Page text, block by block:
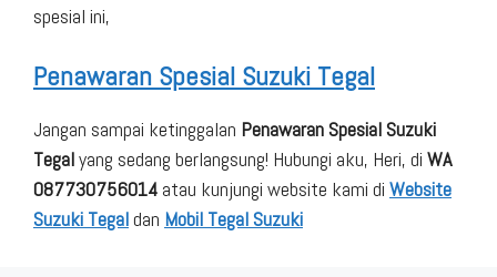
spesial ini,
Penawaran Spesial Suzuki Tegal
Jangan sampai ketinggalan Penawaran Spesial Suzuki
Tegalyang sedang berlangsung! Hubungi aku, Heri, di WA
087730756014 atau kunjungi website kami di Website
Suzuki Tegaldan Mobil Tegal Suzuki